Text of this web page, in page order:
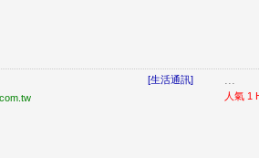
[生活通訊] ...
人氣 1